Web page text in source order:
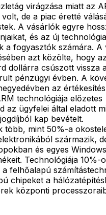
virágzása miatt az
de a piac éretté
A vásárlók egyre
és az új
a fogyasztók számára. A
azt közölte, hogy
dollárra csúszott vissza
pénzügyi évben. A
az
technológiája előzetes
az ügyfelei által eladott
kap bevételt.
több, mint 50%-a
származik,
és egyes
Technológiája 10%-
felhőalapú
chipeket a
központi